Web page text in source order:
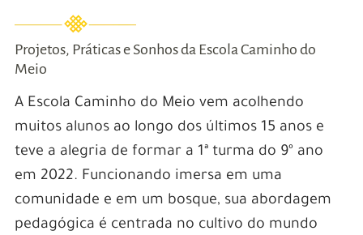
Projetos, Práticas e Sonhos da Escola Caminho do
Meio
A Escola Caminho do Meio vem acolhendo
muitos alunos ao longo dos últimos 15 anos e
teve a alegria de formar a 1ª turma do 9º ano
em 2022. Funcionando imersa em uma
comunidade e em um bosque, sua abordagem
pedagógica é centrada no cultivo do mundo